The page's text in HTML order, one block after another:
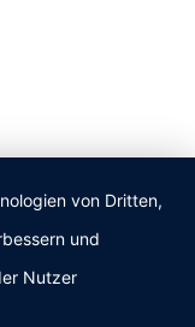
von Dritten,
und
Nutzer